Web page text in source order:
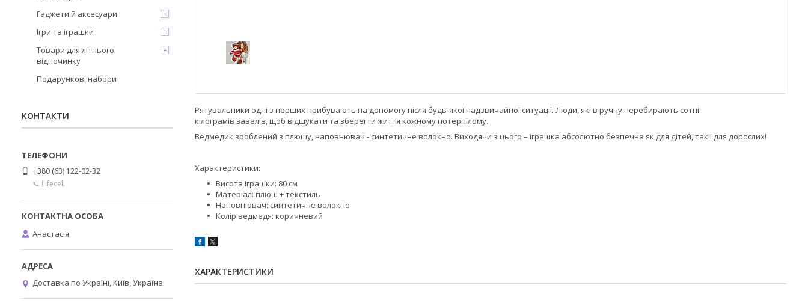
Рятувальники одні з перших прибувають на допомогу після будь-якої надзвичайної ситуації. Люди, які в ручну перебирають сотні
кілограмів завалів, щоб відшукати та зберегти життя кожному потерпілому.
Ведмедик зроблений з плюшу, наповнювач - синтетичне волокно. Виходячи з цього – іграшка абсолютно безпечна як для дітей, так і для дорослих!
Характеристики:
Висота іграшки: 80 см
Матеріал: плюш + текстиль
Наповнювач: синтетичне волокно
Колір ведмедя: коричневий
ХАРАКТЕРИСТИКИ
Ґаджети й аксесуари
Ігри та іграшки
Товари для літнього
відпочинку
Подарункові набори
КОНТАКТИ
+380 (63) 122-02-32
📞 Lifecell
Анастасія
Доставка по Україні, Київ, Україна